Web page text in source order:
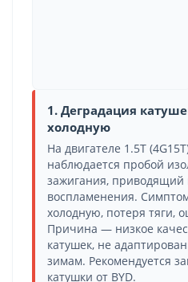
1. Деградация
холодную
На двигателе 1.5T
наблюдается пробой
зажигания, приводящий
воспламенения.
холодную, потеря тяги,
Причина — низкое
катушек, не
зимам. Рекомендуется
катушки от BYD.